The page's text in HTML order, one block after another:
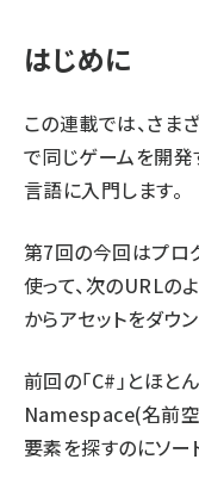
はじめに
この連載では、さま
で同じゲームを開発
言語に入門します。
第7回の今回はプロ
使って、次のURLの
からアセットをダウ
前回の「C#」とほと
Namespace(名前空
要素を探すのにソー